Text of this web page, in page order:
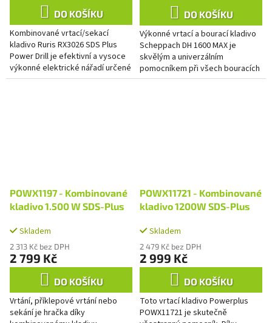
DO KOŠÍKU
Kombinované vrtací/sekací
kladivo Ruris RX3026 SDS Plus
Power Drill je efektivní a vysoce
výkonné elektrické nářadí určené
pro různé aplikace vrtání a sekání
DO KOŠÍKU
Výkonné vrtací a bourací kladivo
Scheppach DH 1600 MAX je
skvělým a univerzálním
pomocníkem při všech bouracích
i vrtacích pracích téměř v
POWX1197 - Kombinované
kladivo 1.500 W SDS-Plus
Skladem
2 313 Kč bez DPH
2 799 Kč
DO KOŠÍKU
Vrtání, příklepové vrtání nebo
sekání je hračka díky
POWX11721 - Kombinované
kladivo 1200W SDS-Plus
Skladem
2 479 Kč bez DPH
2 999 Kč
DO KOŠÍKU
Toto vrtací kladivo Powerplus
POWX11721 je skutečně